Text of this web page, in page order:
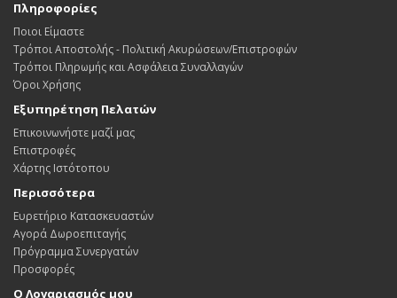
Πληροφορίες
Ποιοι Είμαστε
Τρόποι Αποστολής - Πολιτική Ακυρώσεων/Επιστροφών
Τρόποι Πληρωμής και Ασφάλεια Συναλλαγών
Όροι Χρήσης
Εξυπηρέτηση Πελατών
Επικοινωνήστε μαζί μας
Επιστροφές
Χάρτης Ιστότοπου
Περισσότερα
Ευρετήριο Κατασκευαστών
Αγορά Δωροεπιταγής
Πρόγραμμα Συνεργατών
Προσφορές
Ο Λογαριασμός μου